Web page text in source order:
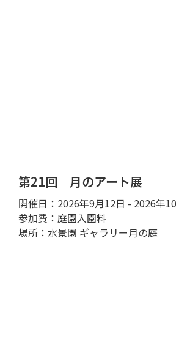
第21回 月のアート展
開催日：2026年9月12日 - 2026年
参加費：庭園入園料
場所：水景園 ギャラリー月の庭